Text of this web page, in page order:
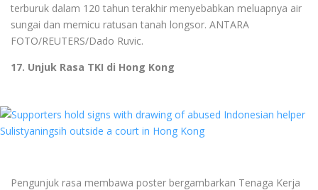
terburuk dalam 120 tahun terakhir menyebabkan meluapnya air
sungai dan memicu ratusan tanah longsor. ANTARA
FOTO/REUTERS/Dado Ruvic.
17. Unjuk Rasa TKI di Hong Kong
Pengunjuk rasa membawa poster bergambarkan Tenaga Kerja